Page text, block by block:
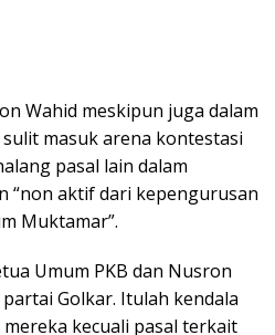
Wahid meskipun juga dalam
masuk arena kontestasi
pasal lain dalam
“non aktif dari kepengurusan
Muktamar”.
Umum PKB dan Nusron
Golkar. Itulah kendala
kecuali pasal terkait